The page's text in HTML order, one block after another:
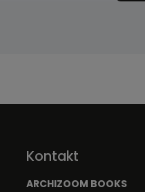
Kontakt
ARCHIZOOM BOOKS